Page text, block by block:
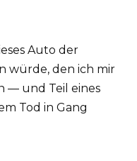
Auto der
würde, den ich mir
— und Teil eines
Tod in Gang